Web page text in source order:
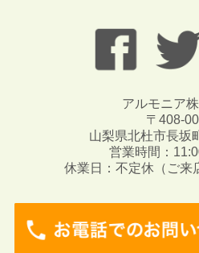
アルモニア
〒408-
山梨県北杜市長坂
営業時間：
休業日：不定休（ご来